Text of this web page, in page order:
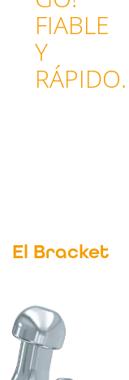
FIABLE
Y
RÁPIDO.
El Bracket